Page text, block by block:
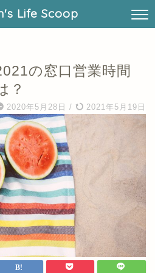
Life Scoop
の窓口営業時間
？
2020年5月28日 / 2021年5月19日